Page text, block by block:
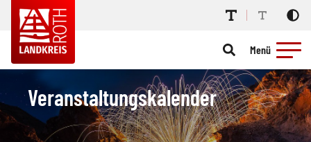
Menü
Veranstaltungskalender